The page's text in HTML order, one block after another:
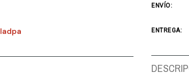
Iadpa
ENVÍO:
ENTREGA: